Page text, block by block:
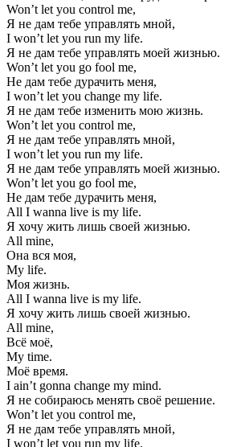
Won’t let you control me,
Я не дам тебе управлять мной,
I won’t let you run my life.
Я не дам тебе управлять моей жизнью.
Won’t let you go fool me,
Не дам тебе дурачить меня,
I won’t let you change my life.
Я не дам тебе изменить мою жизнь.
Won’t let you control me,
Я не дам тебе управлять мной,
I won’t let you run my life.
Я не дам тебе управлять моей жизнью.
Won’t let you go fool me,
Не дам тебе дурачить меня,
All I wanna live is my life.
Я хочу жить лишь своей жизнью.
All mine,
Она вся моя,
My life.
Моя жизнь.
All I wanna live is my life.
Я хочу жить лишь своей жизнью.
All mine,
Всё моё,
My time.
Моё время.
I ain’t gonna change my mind.
Я не собираюсь менять своё решение.
Won’t let you control me,
Я не дам тебе управлять мной,
I won’t let you run my life.